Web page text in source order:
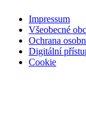
Impressum
Všeobecné
Ochrana
Digitální
Cookie